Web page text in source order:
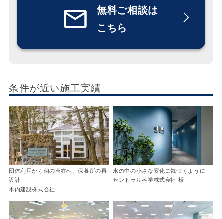
無料ご相談は
こちら
条件が近い施工実績
団体利用から個の滞在へ、保養所の再
設計
木内建設株式会社
水の中の小さな変化に気づくように
セントラル科学株式会社 様